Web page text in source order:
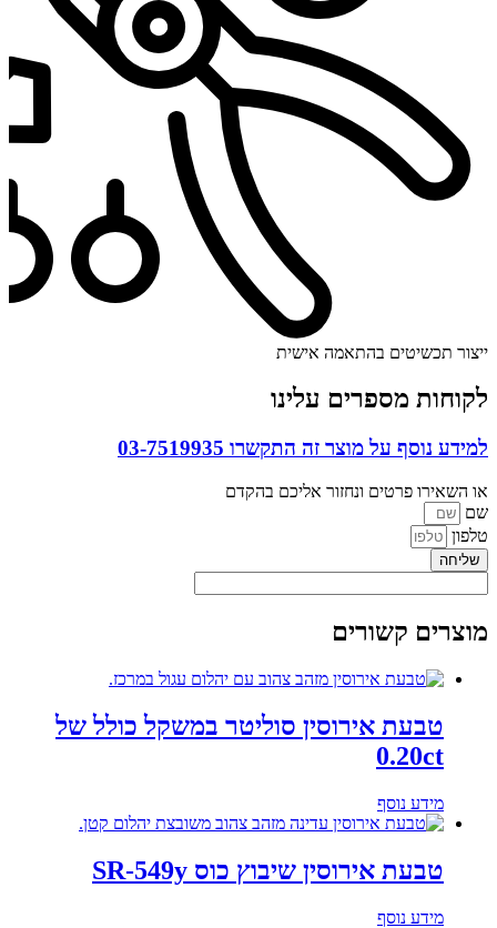
ייצור תכשיטים בהתאמה אישית
לקוחות מספרים עלינו
למידע נוסף על מוצר זה התקשרו 03-7519935
או השאירו פרטים ונחזור אליכם בהקדם
שם
טלפון
שליחה
מוצרים קשורים
טבעת אירוסין סוליטר במשקל כולל של
0.20ct
מידע נוסף
טבעת אירוסין שיבוץ כוס SR-549y
מידע נוסף